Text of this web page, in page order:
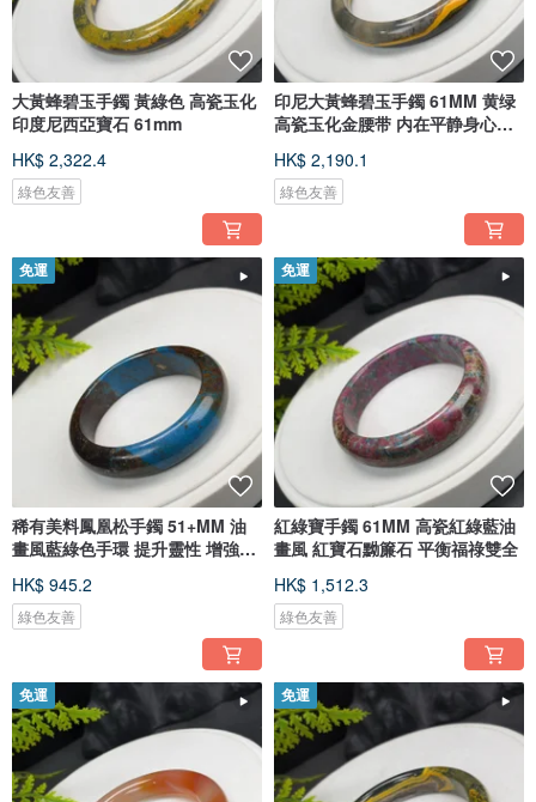
大黃蜂碧玉手鐲 黃綠色 高瓷玉化
印度尼西亞寶石 61mm
HK$ 2,322.4
綠色友善
印尼大黃蜂碧玉手鐲 61MM 黄绿
高瓷玉化金腰带 内在平静身心和
HK$ 2,190.1
綠色友善
免運
稀有美料鳳凰松手鐲 51+MM 油
畫風藍綠色手環 提升靈性 增強自
HK$ 945.2
綠色友善
免運
紅綠寶手鐲 61MM 高瓷紅綠藍油
畫風 紅寶石黝簾石 平衡福祿雙全
HK$ 1,512.3
綠色友善
免運 免運